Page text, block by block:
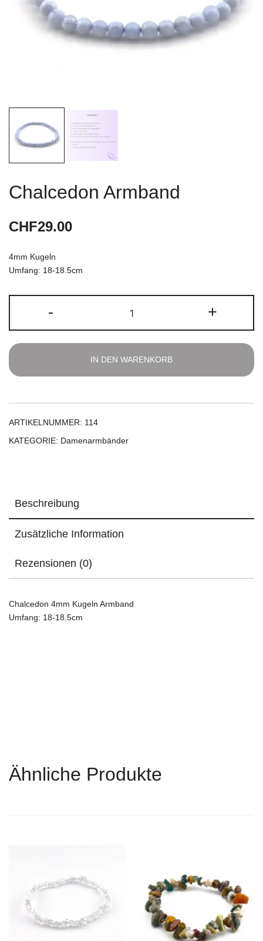
Chalcedon Armband
CHF29.00
4mm Kugeln
Umfang: 18-18.5cm
-
Armband
Menge
+
IN DEN WARENKORB
ARTIKELNUMMER: 114
KATEGORIE: Damenarmbänder
Beschreibung
Zusätzliche Information
Rezensionen (0)
Chalcedon 4mm Kugeln Armband
Umfang: 18-18.5cm
Ähnliche Produkte